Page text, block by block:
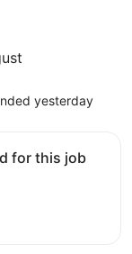
yesterday
for this job